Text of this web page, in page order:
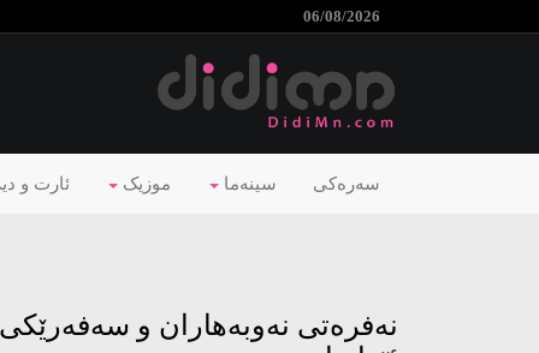
06/08/2026
ئارت و موزیک سینەما سەرەکی